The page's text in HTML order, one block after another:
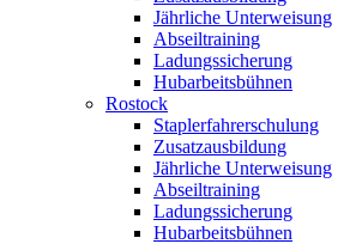
Jährliche Unterweisung
Abseiltraining
Ladungssicherung
Hubarbeitsbühnen
Rostock
Staplerfahrerschulung
Zusatzausbildung
Jährliche Unterweisung
Abseiltraining
Ladungssicherung
Hubarbeitsbühnen